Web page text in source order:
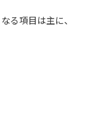
る項目は主に、